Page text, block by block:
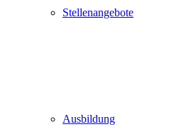
Stellenangebote
Ausbildung